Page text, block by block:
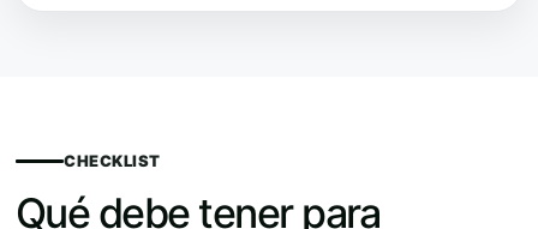
CHECKLIST
Qué debe tener para